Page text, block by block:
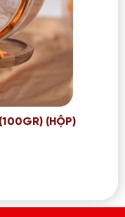
(HỘP)